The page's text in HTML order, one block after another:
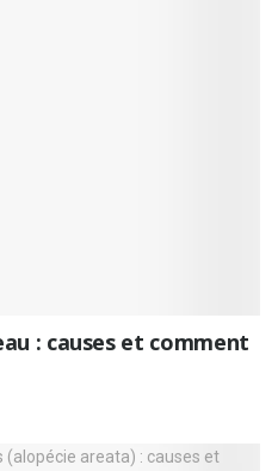
: causes et comment